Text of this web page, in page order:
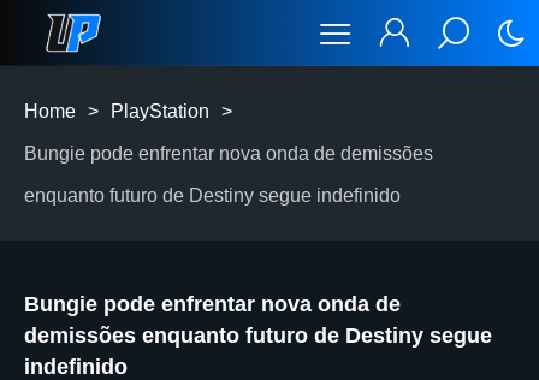
Home > PlayStation >
Bungie pode enfrentar nova onda de demissões
enquanto futuro de Destiny segue indefinido
Bungie pode enfrentar nova onda de
demissões enquanto futuro de Destiny segue
indefinido